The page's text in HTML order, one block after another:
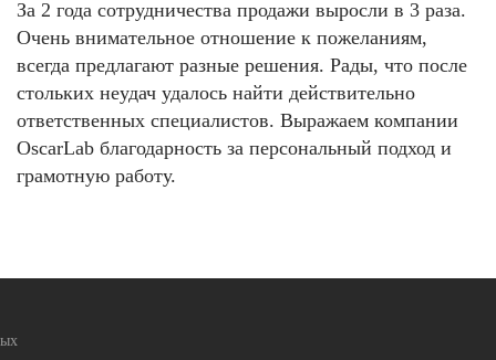
За 2 года сотрудничества продажи выросли в 3 раза.
Очень внимательное отношение к пожеланиям,
всегда предлагают разные решения. Рады, что после
стольких неудач удалось найти действительно
ответственных специалистов. Выражаем компании
OscarLab благодарность за персональный подход и
грамотную работу.